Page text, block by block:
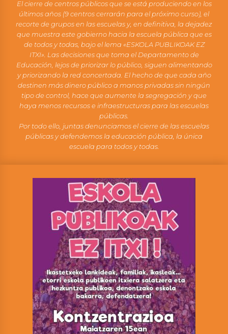
El cierre de centros públicos que se está produciendo en los
últimos años (9 centros cerrarán para el próximo curso), el
recorte de grupos en las escuelas y, en definitiva, la dejadez
que muestra este gobierno hacia la escuela pública que es
de todos y todas, bajo el lema «ESKOLA PUBLIKOAK EZ
ITXI». Las decisiones que toma el Departamento de
Educación, lejos de priorizar lo público, siguen alimentando
y priorizando la red concertada. El hecho de que cada año
destinen más dinero público a manos privadas sin ningún
tipo de control, hace que aumente la segregación y que
haya menos recursos e infraestructuras para las escuelas
públicas.
Por todo ello, juntas denunciamos el cierre de las escuelas
públicas y defendemos la educación pública, la única
escuela para todos y todas.